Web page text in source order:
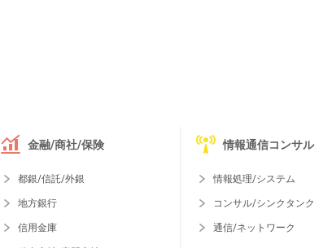
金融/商社/保険
都銀/信託/外銀
地方銀行
信用金庫
情報通信コンサル
情報処理/システム
コンサル/シンクタンク
通信/ネットワーク